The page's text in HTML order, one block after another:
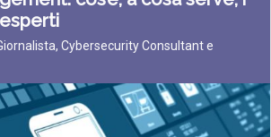
Cybersecurity Consultant e